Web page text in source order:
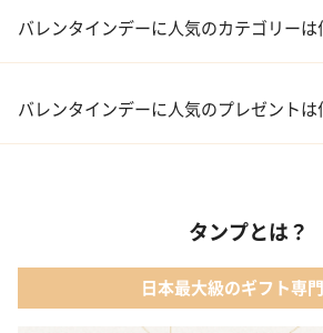
バレンタインデーに人気のカテゴリーは
02 メイクアップ
04 ファッション小物
05 入浴剤・バスケア
バレンタインデーに人気のプレゼントは
02 【名入れギフト】フラワーティントリッ
03 ショコラフレナチュール
タンプとは？
日本最大級のギフト専